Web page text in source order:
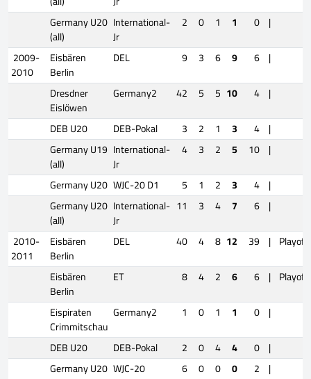
Germany U20
(all)
International-
Jr
2 0 1 1 0 |
2009-
2010
Eisbären
Berlin
DEL 9 3 6 9 6 |
Dresdner
Eislöwen
Germany2 42 5 5 10 4 |
DEB U20
DEB-Pokal 3 2 1 3 4 |
Germany U19
(all)
International-
Jr
4 3 2 5 10 |
Germany U20 WJC-20 D1 5 1 2 3 4 |
Germany U20
(all)
International-
Jr
11 3 4 7 6 |
2010-
2011
Eisbären
Berlin
DEL 40 4 8 12 39 |
Eisbären
Berlin
ET 8 4 2 6 6 |
Eispiraten
Crimmitschau
Germany2 1 0 1 1 0 |
DEB U20
DEB-Pokal 2 0 4 4 0 |
Germany U20 WJC-20 6 0 0 0 2 |